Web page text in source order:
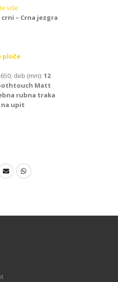
više
crni – Crna jezgra
ploče
deb (mm): 12
Matt
rubna traka
na upit